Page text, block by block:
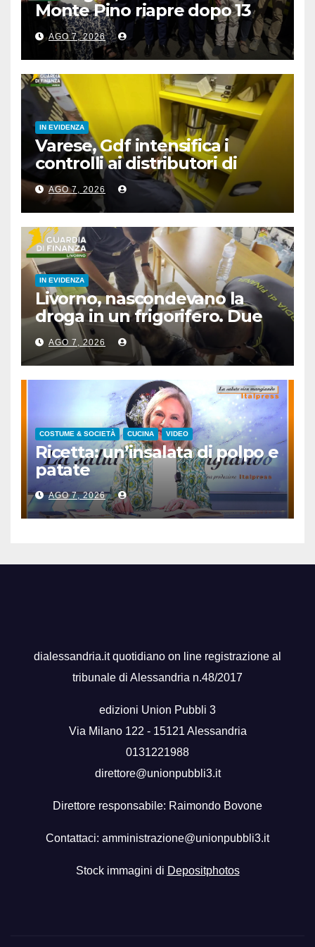
Monte Pino riapre dopo 13
anni, opera fondamentale”
AGO 7, 2026
IN EVIDENZA
Varese, Gdf intensifica i
controlli ai distributori di
carburante, 6 multati
AGO 7, 2026
IN EVIDENZA
Livorno, nascondevano la
droga in un frigorifero. Due
arresti
AGO 7, 2026
COSTUME & SOCIETÀ CUCINA VIDEO
Ricetta: un’insalata di polpo e
patate
AGO 7, 2026
dialessandria.it quotidiano on line registrazione al
tribunale di Alessandria n.48/2017
edizioni Union Pubbli 3
Via Milano 122 - 15121 Alessandria
0131221988
direttore@unionpubbli3.it
Direttore responsabile: Raimondo Bovone
Contattaci: amministrazione@unionpubbli3.it
Stock immagini di Depositphotos